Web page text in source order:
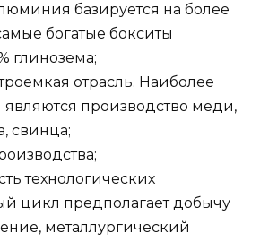
базируется на более
богатые бокситы
глинозема;
отрасль. Наиболее
производство меди,
свинца;
технологических
цикл предполагает добычу
металлургический